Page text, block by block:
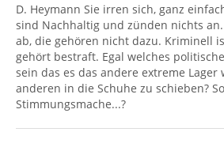
D. Heymann Sie irren sich, ganz
sind Nachhaltig und zünden nichts
ab, die gehören nicht dazu. Kriminell
gehört bestraft. Egal welches
sein das es das andere extreme Lager
anderen in die Schuhe zu schieben?
Stimmungsmache...?